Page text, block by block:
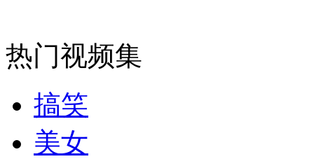
热门视频集
搞笑
美女